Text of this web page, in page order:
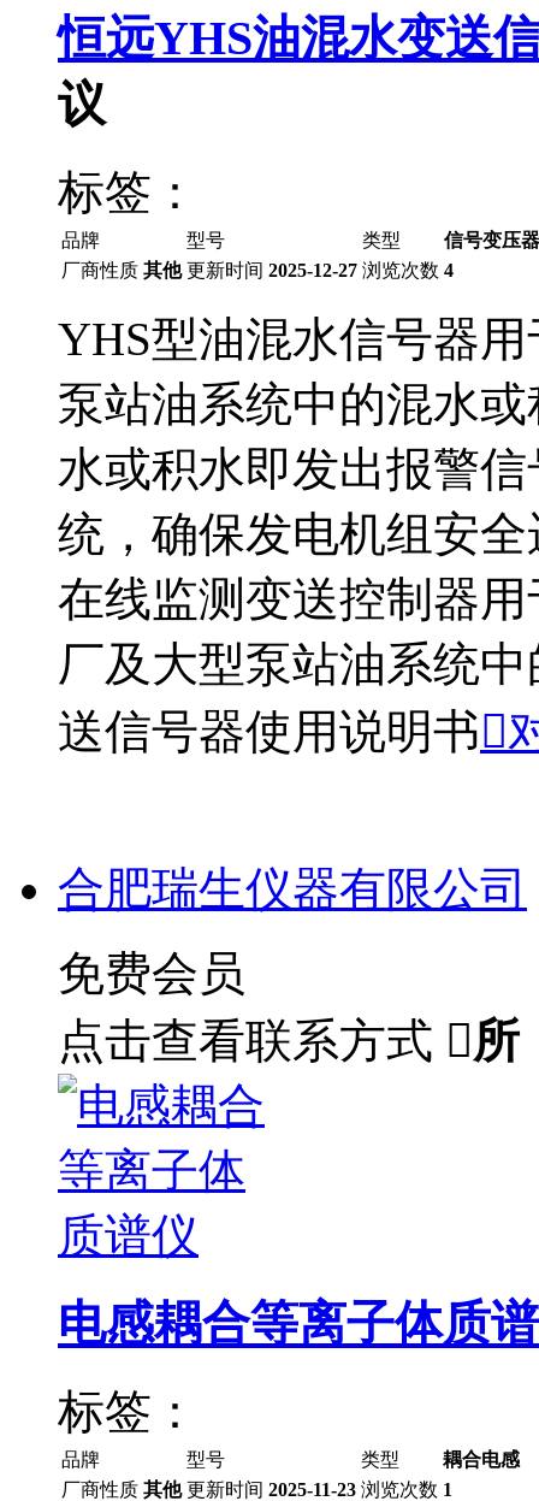
恒远YHS油混水变送
议
标签：
品牌 型号 类型
信号变压器
厂商性质 其他 更新时间 2025-12-27 浏览次数 4
YHS型油混水信号器
泵站油系统中的混水
水或积水即发出报警
统，确保发电机组安
在线监测变送控制器
厂及大型泵站油系统
送信号器使用说明书
合肥瑞生仪器有限公司
免费会员
点击查看联系方式 
电感耦合等离子体质
标签：
品牌 型号 类型
耦合电感
厂商性质 其他 更新时间 2025-11-23 浏览次数 1